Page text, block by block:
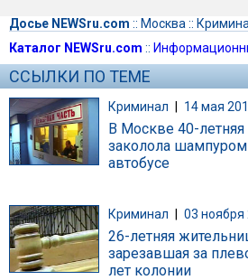
Досье NEWSru.com :: Москва ::
Каталог NEWSru.com ::
ССЫЛКИ ПО ТЕМЕ
Криминал | 14 мая
В Москве 40-
заколола
автобусе
Криминал 03 ноября
26-летняя
зарезавшая за
лет колонии